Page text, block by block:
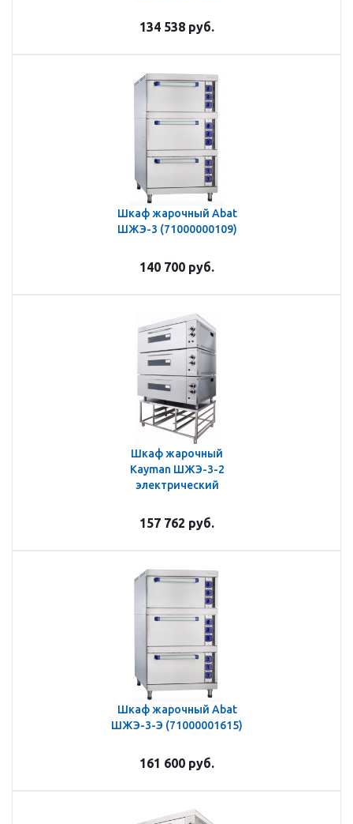
134 538 руб.
Шкаф жарочный Abat
ШЖЭ-3 (71000000109)
140 700 руб.
Шкаф жарочный
Kayman ШЖЭ-3-2
электрический
157 762 руб.
Шкаф жарочный Abat
ШЖЭ-3-Э (71000001615)
161 600 руб.